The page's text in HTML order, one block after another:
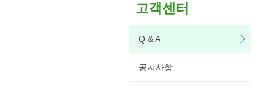
고객센터
Q & A
공지사항